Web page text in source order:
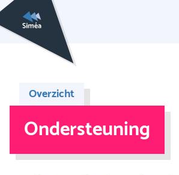
Overzicht
Ondersteuning